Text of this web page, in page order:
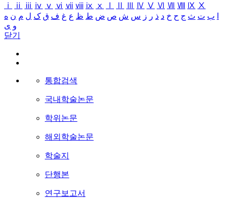
ⅰ
ⅱ ⅲ ⅳ ⅴ ⅵ ⅶ ⅷ ⅸ ⅹ Ⅳ Ⅴ Ⅵ Ⅶ Ⅷ Ⅸ Ⅹ
ب ت ث ج ح خ د ذ ر ز س ش ص ض ط ظ ع غ ف ق ک ل م ن ه
و ی
닫기
통합검색
국내학술논문
학위논문
해외학술논문
학술지
단행본
연구보고서